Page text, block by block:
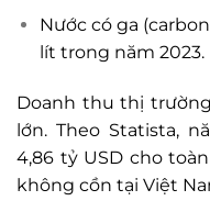
Nước có ga
lít trong năm 2023.
Doanh thu thị
lớn. Theo Statista,
4,86 tỷ USD cho
không cồn tại Việt